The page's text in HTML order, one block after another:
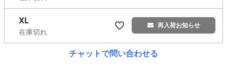
XL
在庫切れ
再入荷お知らせ
チャットで問い合わせる